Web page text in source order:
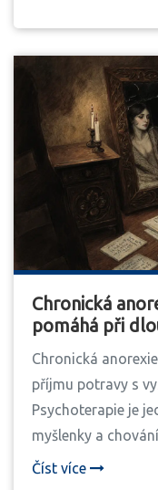
Chronická
pomáhá při
potravy
Chronická
příjmu potravy s
Psychoterapie je
myšlenky a
Uzdravení je
Číst více